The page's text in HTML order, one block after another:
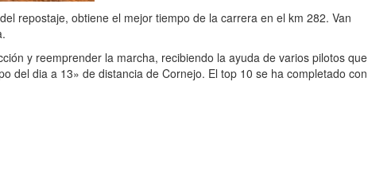
repostaje, obtiene el mejor tiempo de la carrera en el km 282. Van
y reemprender la marcha, recibiendo la ayuda de varios pilotos que
del dia a 13» de distancia de Cornejo. El top 10 se ha completado con